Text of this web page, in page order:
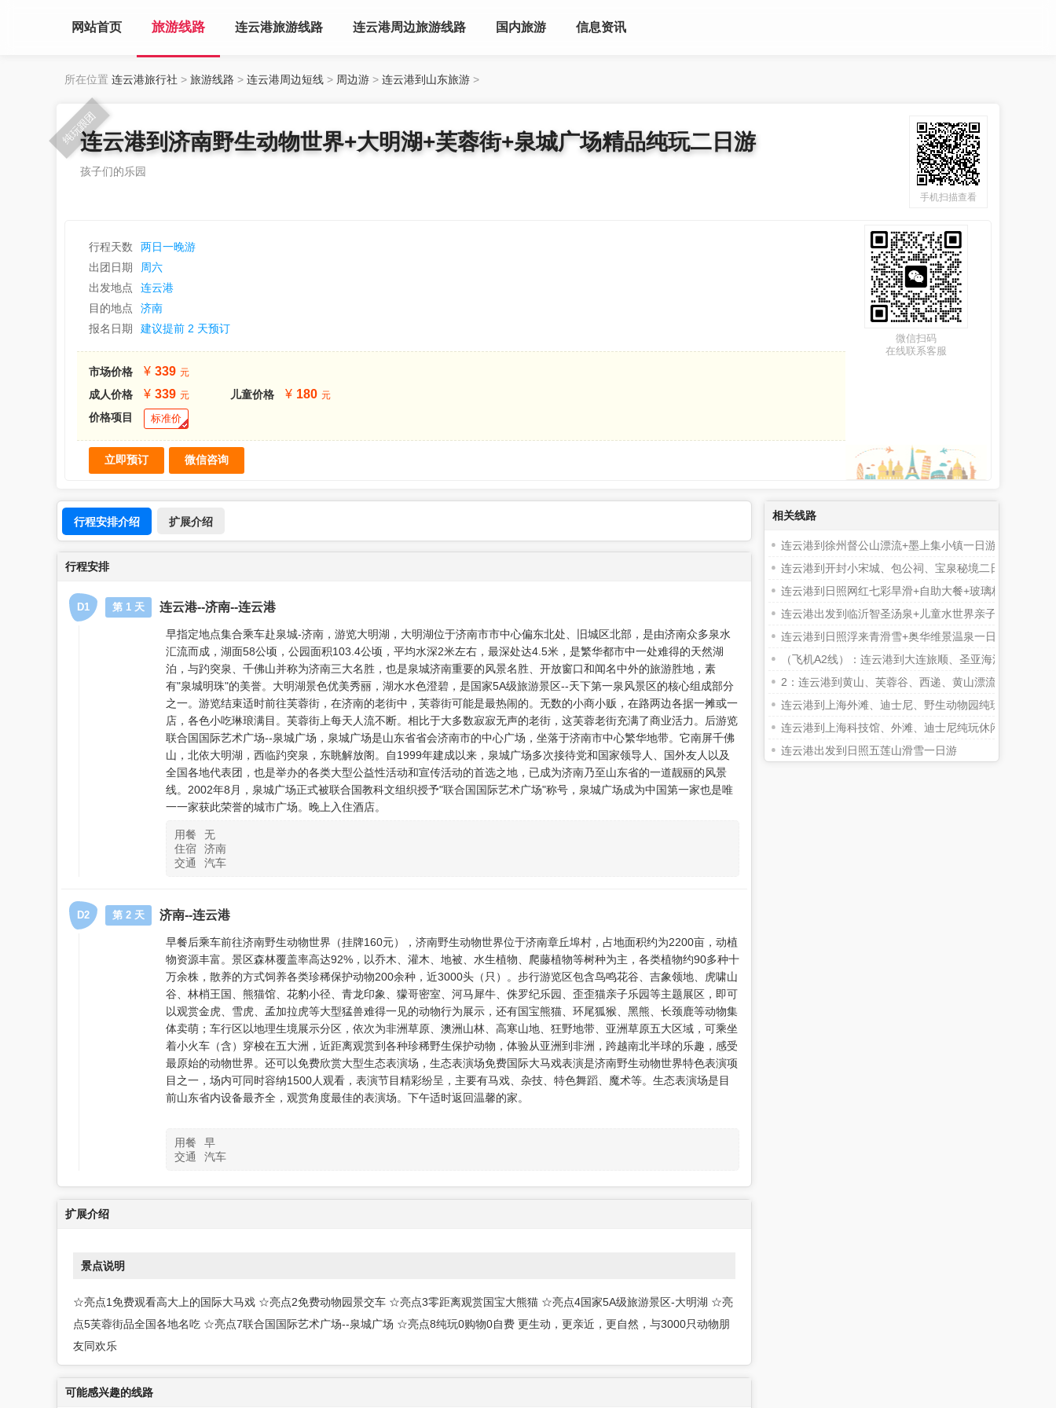
网站首页 旅游线路 连云港旅游线路 连云港周边旅游线路 国内旅游 信息资讯
所在位置 连云港旅行社 > 旅游线路 > 连云港周边短线 > 周边游 > 连云港到山东旅游 >
纯玩跟团连云港到济南野生动物世界+大明湖+芙蓉街+泉城广场精品纯玩二日游
孩子们的乐园
手机扫描查看
行程天数
两日一晚游
出团日期
周六
出发地点
连云港
目的地点
济南
报名日期
建议提前 2 天预订
市场价格 339
成人价格 339 儿童价格 180
价格项目 标准价
微信扫码
在线联系客服
行程安排介绍 扩展介绍
行程安排
D1 第 1 天 连云港--济南--连云港
早指定地点集合乘车赴泉城-济南，游览大明湖，大明湖位于济南市市中心偏东北处、旧城区北部，是由济南众多泉水
汇流而成，湖面58公顷，公园面积103.4公顷，平均水深2米左右，最深处达4.5米，是繁华都市中一处难得的天然湖
泊，与趵突泉、千佛山并称为济南三大名胜，也是泉城济南重要的风景名胜、开放窗口和闻名中外的旅游胜地，素
有"泉城明珠"的美誉。大明湖景色优美秀丽，湖水水色澄碧，是国家5A级旅游景区--天下第一泉风景区的核心组成部分
之一。游览结束适时前往芙蓉街，在济南的老街中，芙蓉街可能是最热闹的。无数的小商小贩，在路两边各据一摊或一
店，各色小吃琳琅满目。芙蓉街上每天人流不断。相比于大多数寂寂无声的老街，这芙蓉老街充满了商业活力。后游览
联合国国际艺术广场--泉城广场，泉城广场是山东省省会济南市的中心广场，坐落于济南市中心繁华地带。它南屏千佛
山，北依大明湖，西临趵突泉，东眺解放阁。自1999年建成以来，泉城广场多次接待党和国家领导人、国外友人以及
全国各地代表团，也是举办的各类大型公益性活动和宣传活动的首选之地，已成为济南乃至山东省的一道靓丽的风景
线。2002年8月，泉城广场正式被联合国教科文组织授予"联合国国际艺术广场"称号，泉城广场成为中国第一家也是唯
一一家获此荣誉的城市广场。晚上入住酒店。
用餐
无
住宿
济南
交通
汽车
D2 第 2 天 济南--连云港
早餐后乘车前往济南野生动物世界（挂牌160元），济南野生动物世界位于济南章丘埠村，占地面积约为2200亩，动植
物资源丰富。景区森林覆盖率高达92%，以乔木、灌木、地被、水生植物、爬藤植物等树种为主，各类植物约90多种十
万余株，散养的方式饲养各类珍稀保护动物200余种，近3000头（只）。步行游览区包含鸟鸣花谷、吉象领地、虎啸山
谷、林梢王国、熊猫馆、花豹小径、青龙印象、獴哥密室、河马犀牛、侏罗纪乐园、歪歪猫亲子乐园等主题展区，即可
以观赏金虎、雪虎、孟加拉虎等大型猛兽难得一见的动物行为展示，还有国宝熊猫、环尾狐猴、黑熊、长颈鹿等动物集
体卖萌；车行区以地理生境展示分区，依次为非洲草原、澳洲山林、高寒山地、狂野地带、亚洲草原五大区域，可乘坐
着小火车（含）穿梭在五大洲，近距离观赏到各种珍稀野生保护动物，体验从亚洲到非洲，跨越南北半球的乐趣，感受
最原始的动物世界。还可以免费欣赏大型生态表演场，生态表演场免费国际大马戏表演是济南野生动物世界特色表演项
目之一，场内可同时容纳1500人观看，表演节目精彩纷呈，主要有马戏、杂技、特色舞蹈、魔术等。生态表演场是目
前山东省内设备最齐全，观赏角度最佳的表演场。下午适时返回温馨的家。
用餐
早
交通
汽车
扩展介绍
景点说明
☆亮点1免费观看高大上的国际大马戏 ☆亮点2免费动物园景交车 ☆亮点3零距离观赏国宝大熊猫 ☆亮点4国家5A级旅游景区-大明湖 ☆亮
点5芙蓉街品全国各地名吃 ☆亮点7联合国国际艺术广场--泉城广场 ☆亮点8纯玩0购物0自费 更生动，更亲近，更自然，与3000只动物朋
友同欢乐
可能感兴趣的线路
相关线路
连云港到徐州督公山漂流+墨上集小镇一日游
连云港到开封小宋城、包公祠、宝泉秘境二日游
连云港到日照网红七彩旱滑+自助大餐+玻璃栈道+玻璃
连云港出发到临沂智圣汤泉+儿童水世界亲子一日游
连云港到日照浮来青滑雪+奥华维景温泉一日游
（飞机A2线）：连云港到大连旅顺、圣亚海洋世界、金
2：连云港到黄山、芙蓉谷、西递、黄山漂流、西海穿越
连云港到上海外滩、迪士尼、野生动物园纯玩三日游
连云港到上海科技馆、外滩、迪士尼纯玩休闲三日游
连云港出发到日照五莲山滑雪一日游